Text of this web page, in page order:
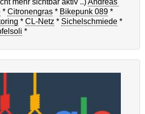
* Citronengras * Bikepunk 089 *
* CL-Netz * Sichelschmiede *
*